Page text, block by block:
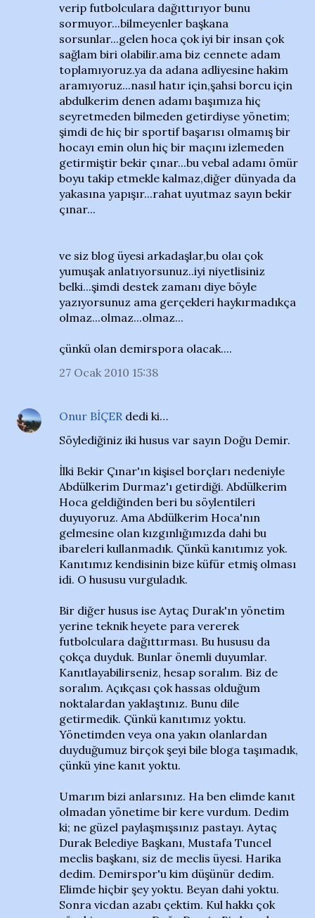
verip futbolculara dağıttırıyor bunu
sormuyor...bilmeyenler başkana
sorsunlar...gelen hoca çok iyi bir insan çok
sağlam biri olabilir.ama biz cennete adam
toplamıyoruz.ya da adana adliyesine hakim
aramıyoruz...nasıl hatır için,şahsi borcu için
abdulkerim denen adamı başımıza hiç
seyretmeden bilmeden getirdiyse yönetim;
şimdi de hiç bir sportif başarısı olmamış bir
hocayı emin olun hiç bir maçını izlemeden
getirmiştir bekir çınar...bu vebal adamı ömür
boyu takip etmekle kalmaz,diğer dünyada da
yakasına yapışır...rahat uyutmaz sayın bekir
çınar...
ve siz blog üyesi arkadaşlar,bu olaı çok
yumuşak anlatıyorsunuz..iyi niyetlisiniz
belki...şimdi destek zamanı diye böyle
yazıyorsunuz ama gerçekleri haykırmadıkça
olmaz...olmaz...olmaz...
çünkü olan demirspora olacak....
27 Ocak 2010 15:38
Onur BİÇER dedi ki…
Söylediğiniz iki husus var sayın Doğu Demir.
İlki Bekir Çınar'ın kişisel borçları nedeniyle
Abdülkerim Durmaz'ı getirdiği. Abdülkerim
Hoca geldiğinden beri bu söylentileri
duyuyoruz. Ama Abdülkerim Hoca'nın
gelmesine olan kızgınlığımızda dahi bu
ibareleri kullanmadık. Çünkü kanıtımız yok.
Kanıtımız kendisinin bize küfür etmiş olması
idi. O hususu vurguladık.
Bir diğer husus ise Aytaç Durak'ın yönetim
yerine teknik heyete para vererek
futbolculara dağıttırması. Bu hususu da
çokça duyduk. Bunlar önemli duyumlar.
Kanıtlayabilirseniz, hesap soralım. Biz de
soralım. Açıkçası çok hassas olduğum
noktalardan yaklaştınız. Bunu dile
getirmedik. Çünkü kanıtımız yoktu.
Yönetimden veya ona yakın olanlardan
duyduğumuz birçok şeyi bile bloga taşımadık,
çünkü yine kanıt yoktu.
Umarım bizi anlarsınız. Ha ben elimde kanıt
olmadan yönetime bir kere vurdum. Dedim
ki; ne güzel paylaşmışsınız pastayı. Aytaç
Durak Belediye Başkanı, Mustafa Tuncel
meclis başkanı, siz de meclis üyesi. Harika
dedim. Demirspor'u kim düşünür dedim.
Elimde hiçbir şey yoktu. Beyan dahi yoktu.
Sonra vicdan azabı çektim. Kul hakkı çok